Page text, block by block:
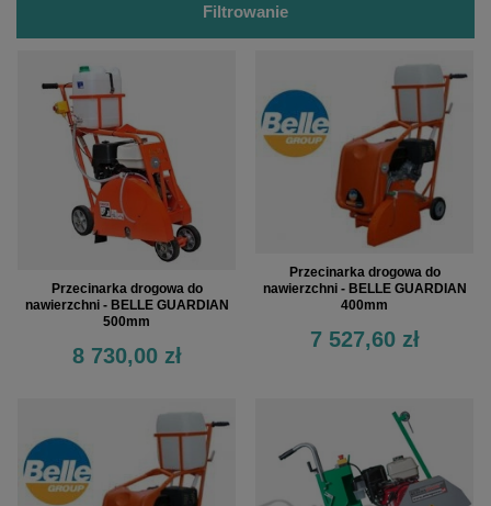
Filtrowanie
Przecinarka drogowa do
nawierzchni - BELLE GUARDIAN
500mm
8 730,00 zł
Przecinarka drogowa do
nawierzchni - BELLE GUARDIAN
400mm
7 527,60 zł